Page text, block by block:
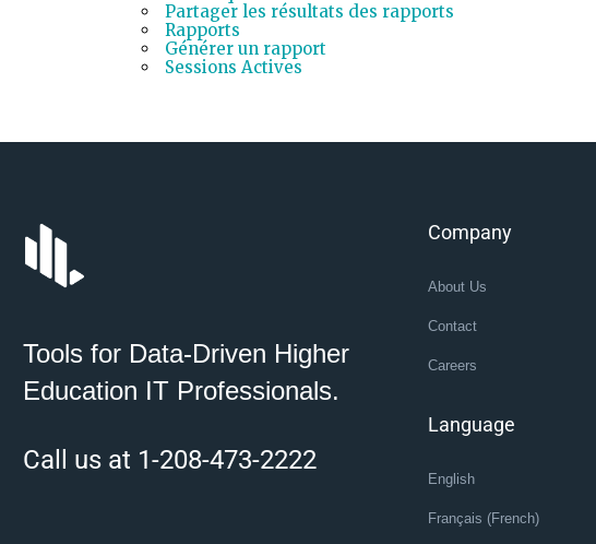
Partager les résultats des rapports
Rapports
Générer un rapport
Sessions Actives
Tools for Data-Driven Higher
Education IT Professionals.
Call us at 1-208-473-2222
Company
About Us
Contact
Careers
Language
English
Français (French)